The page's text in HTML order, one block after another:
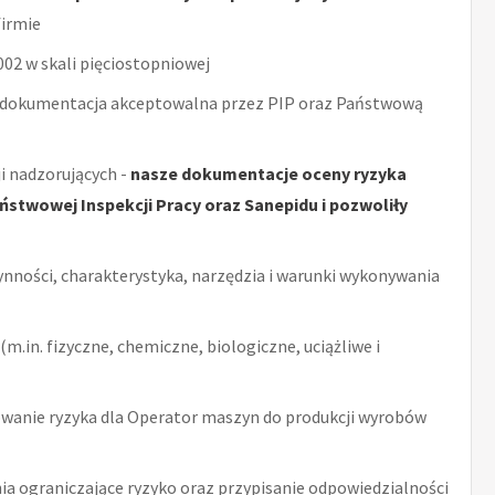
w skali pięciostopniowej
akceptowalna przez PIP oraz Państwową
- nasze dokumentacje oceny ryzyka
Inspekcji Pracy oraz Sanepidu i pozwoliły
charakterystyka, narzędzia i warunki wykonywania
fizyczne, chemiczne, biologiczne, uciążliwe i
ryzyka dla Operator maszyn do produkcji wyrobów
ograniczające ryzyko oraz przypisanie odpowiedzialności